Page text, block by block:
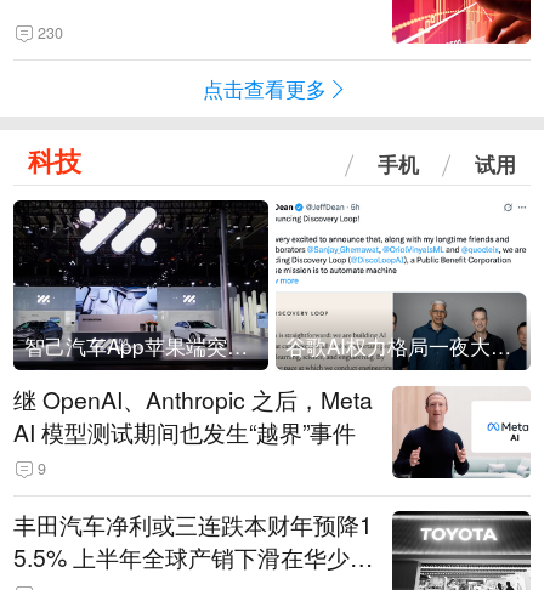
230
点击查看更多
科技 手机 试用
智己汽车App苹果端突然“下架” 谷歌AI权力格局一夜大洗牌
继 OpenAI、Anthropic 之后，Meta
AI 模型测试期间也发生“越界”事件
9
丰田汽车净利或三连跌本财年预降1
5.5% 上半年全球产销下滑在华少卖